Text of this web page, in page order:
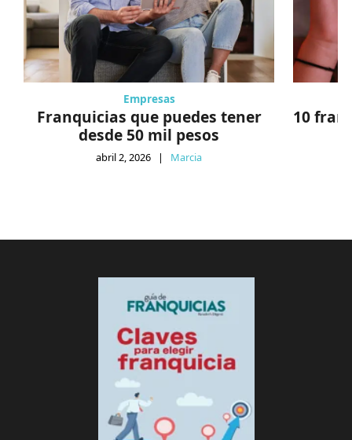
Empresas
Franquicias que puedes tener
desde 50 mil pesos
abril 2, 2026 | Marcia
10